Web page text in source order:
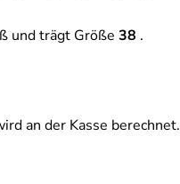
und trägt Größe 38 .
an der Kasse berechnet.